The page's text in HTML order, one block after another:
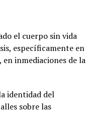
el cuerpo sin vida
específicamente en
inmediaciones de la
identidad del
sobre las